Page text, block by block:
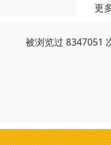
更
被浏览过 8347051